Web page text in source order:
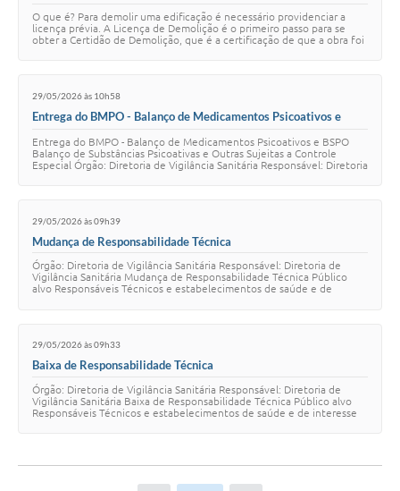
O que é? Para demolir uma edificação é necessário providenciar a
licença prévia. A Licença de Demolição é o primeiro passo para se
obter a Certidão de Demolição, que é a certificação de que a obra foi
29/05/2026 às 10h58
Entrega do BMPO - Balanço de Medicamentos Psicoativos e
Controle Especial
Entrega do BMPO - Balanço de Medicamentos Psicoativos e BSPO
Balanço de Substâncias Psicoativas e Outras Sujeitas a Controle
Especial Órgão: Diretoria de Vigilância Sanitária Responsável: Diretoria
29/05/2026 às 09h39
Mudança de Responsabilidade Técnica
Órgão: Diretoria de Vigilância Sanitária Responsável: Diretoria de
Vigilância Sanitária Mudança de Responsabilidade Técnica Público
alvo Responsáveis Técnicos e estabelecimentos de saúde e de
29/05/2026 às 09h33
Baixa de Responsabilidade Técnica
Órgão: Diretoria de Vigilância Sanitária Responsável: Diretoria de
Vigilância Sanitária Baixa de Responsabilidade Técnica Público alvo
Responsáveis Técnicos e estabelecimentos de saúde e de interesse